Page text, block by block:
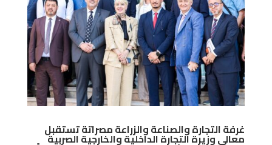
غرفة التجارة والصناعة والزراعة مصراتة تستقبل
معالي وزيرة التجارة الداخلية والخارجية الصربية